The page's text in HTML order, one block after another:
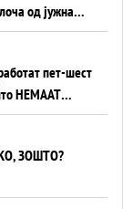
од јужна
пет-шест
НЕМААТ
ЗОШТО?